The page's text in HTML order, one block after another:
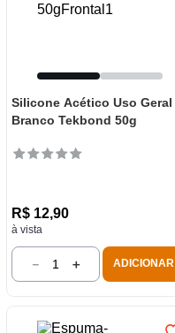
Silicone Acético Uso Geral
Branco Tekbond 50g
R$ 12,90
à vista
＋
－ ADICIONAR